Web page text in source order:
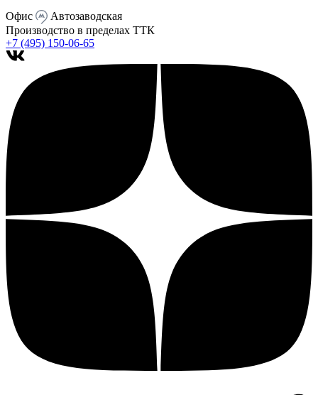
Офис
Автозаводская
Производство в пределах ТТК
+7 (495) 150-06-65